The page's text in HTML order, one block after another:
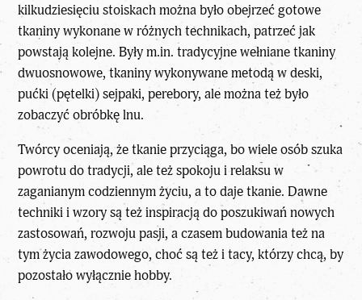
kilkudziesięciu stoiskach można było obejrzeć gotowe
tkaniny wykonane w różnych technikach, patrzeć jak
powstają kolejne. Były m.in. tradycyjne wełniane tkaniny
dwuosnowowe, tkaniny wykonywane metodą w deski,
pućki (pętelki) sejpaki, perebory, ale można też było
zobaczyć obróbkę lnu.
Twórcy oceniają, że tkanie przyciąga, bo wiele osób szuka
powrotu do tradycji, ale też spokoju i relaksu w
zaganianym codziennym życiu, a to daje tkanie. Dawne
techniki i wzory są też inspiracją do poszukiwań nowych
zastosowań, rozwoju pasji, a czasem budowania też na
tym życia zawodowego, choć są też i tacy, którzy chcą, by
pozostało wyłącznie hobby.